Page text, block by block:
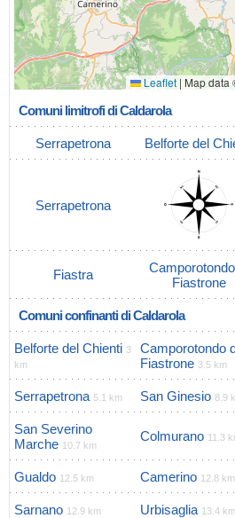
Leaflet | Map data
Comuni limitrofi di Caldarola
Serrapetrona Belforte del
Serrapetrona
Fiastra
Fiastrone
Comuni confinanti di Caldarola
Belforte del Chienti 3
km
Camporotondo
Fiastrone 3.5 km
Serrapetrona 5.1 km San Ginesio 8.9
San Severino
Marche 10.7 km
Colmurano 11.3
Gualdo 12.5 km Camerino 12.8 km
Sarnano 12.9 km Urbisaglia 13.4 km